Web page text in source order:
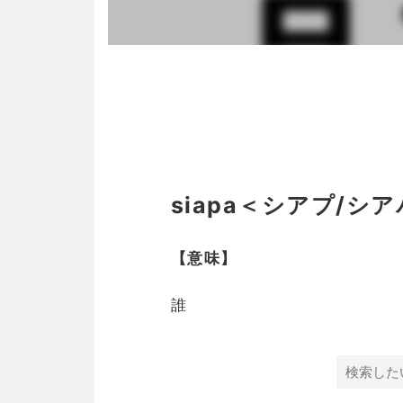
siapa＜シアプ/シア
【意味】
誰